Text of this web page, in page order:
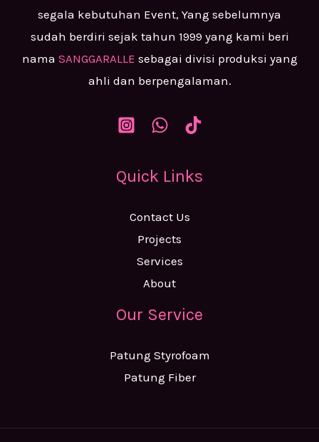
segala kebutuhan Event, Yang sebelumnya
sudah berdiri sejak tahun 1999 yang kami beri
nama SANGGARALLE sebagai divisi produksi yang
ahli dan berpengalaman.
Quick Links
Contact Us
Projects
Services
About
Our Service
Patung Styrofoam
Patung Fiber